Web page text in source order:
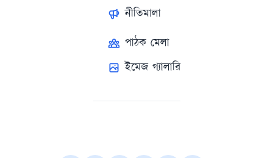
নীতিমালা
পাঠক মেলা
ইমেজ গ্যালারি